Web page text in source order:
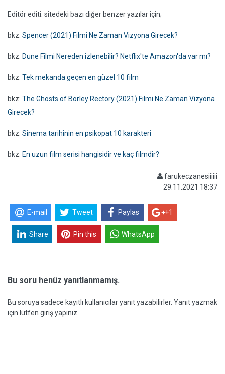
Editör editi: sitedeki bazı diğer benzer yazılar için;
bkz: Spencer (2021) Filmi Ne Zaman Vizyona Girecek?
bkz: Dune Filmi Nereden izlenebilir? Netflix'te Amazon'da var mı?
bkz: Tek mekanda geçen en güzel 10 film
bkz: The Ghosts of Borley Rectory (2021) Filmi Ne Zaman Vizyona
Girecek?
bkz: Sinema tarihinin en psikopat 10 karakteri
bkz: En uzun film serisi hangisidir ve kaç filmdir?
farukeczanesiiiiii
29.11.2021 18:37
E-mail Tweet Paylas +1
Share Pin this WhatsApp
Bu soru henüz yanıtlanmamış.
Bu soruya sadece kayıtlı kullanıcılar yanıt yazabilirler. Yanıt yazmak
için lütfen giriş yapınız.